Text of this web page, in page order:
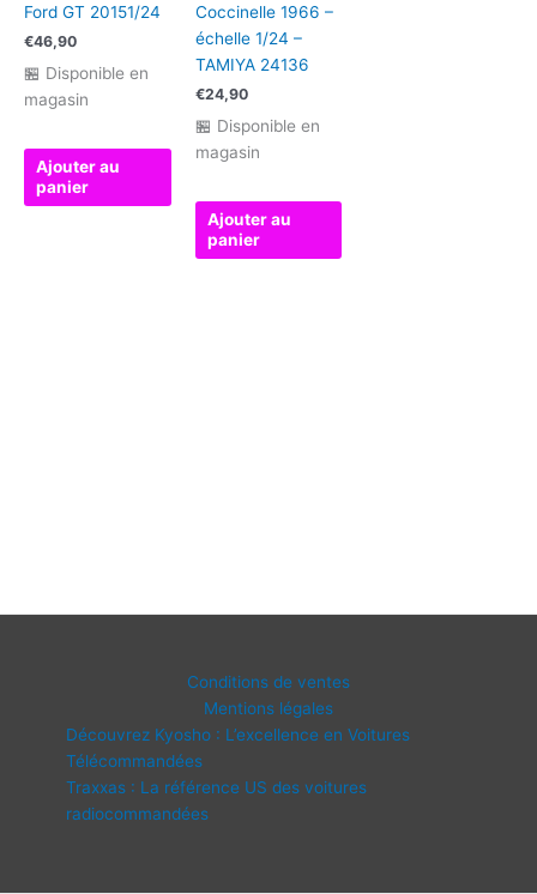
Ford GT 20151/24
€46,90
🏪 Disponible en
magasin
Ajouter au
panier
Coccinelle 1966 –
échelle 1/24 –
TAMIYA 24136
€24,90
🏪 Disponible en
magasin
Ajouter au
panier
Conditions de ventes
Mentions légales
Découvrez Kyosho : L’excellence en Voitures
Télécommandées
Traxxas : La référence US des voitures
radiocommandées